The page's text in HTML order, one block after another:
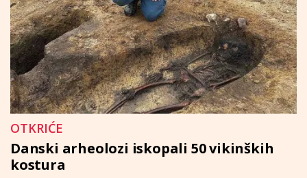
OTKRIĆE
Danski arheolozi iskopali 50 vikinških
kostura